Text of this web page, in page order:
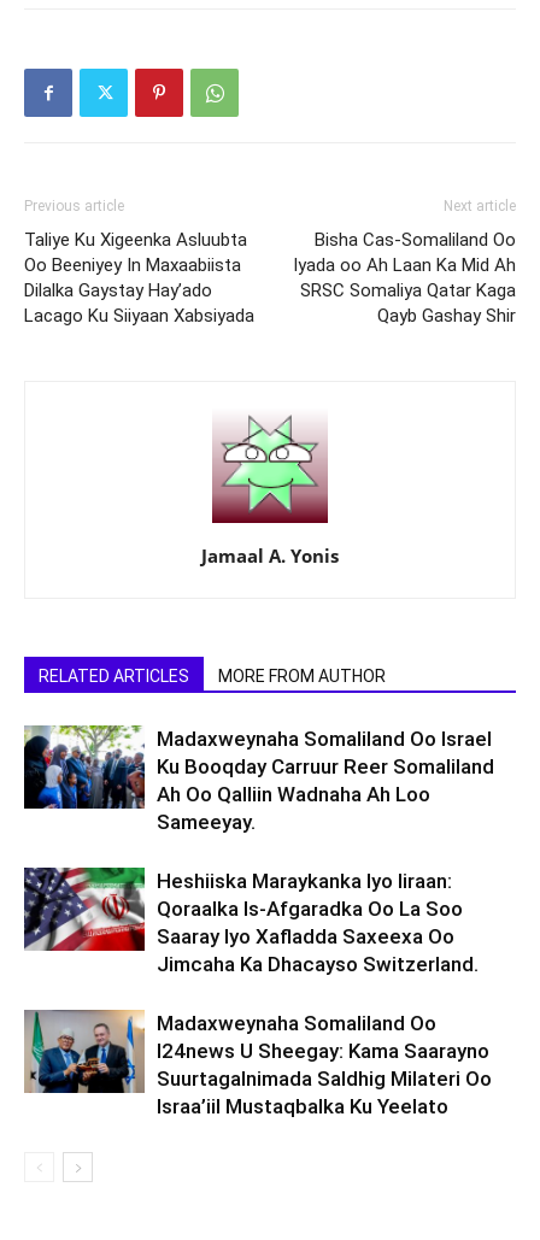
Previous article
Taliye Ku Xigeenka Asluubta
Oo Beeniyey In Maxaabiista
Dilalka Gaystay Hay’ado
Lacago Ku Siiyaan Xabsiyada
Next article
Bisha Cas-Somaliland Oo
Iyada oo Ah Laan Ka Mid Ah
SRSC Somaliya Qatar Kaga
Qayb Gashay Shir
Jamaal A. Yonis
RELATED ARTICLES MORE FROM AUTHOR
Madaxweynaha Somaliland Oo Israel
Ku Booqday Carruur Reer Somaliland
Ah Oo Qalliin Wadnaha Ah Loo
Sameeyay.
Heshiiska Maraykanka Iyo Iiraan:
Qoraalka Is-Afgaradka Oo La Soo
Saaray Iyo Xafladda Saxeexa Oo
Jimcaha Ka Dhacayso Switzerland.
Madaxweynaha Somaliland Oo
I24news U Sheegay: Kama Saarayno
Suurtagalnimada Saldhig Milateri Oo
Israa’iil Mustaqbalka Ku Yeelato